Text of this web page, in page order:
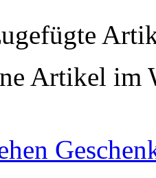
Artikel im